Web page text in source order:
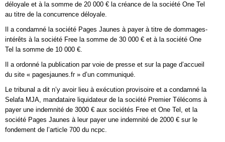
déloyale et à la somme de 20 000 € la créance de la société One Tel
au titre de la concurrence déloyale.
Il a condamné la société Pages Jaunes à payer à titre de dommages-
intérêts à la société Free la somme de 30 000 € et à la société One
Tel la somme de 10 000 €.
Il a ordonné la publication par voie de presse et sur la page d’accueil
du site « pagesjaunes.fr » d’un communiqué.
Le tribunal a dit n’y avoir lieu à exécution provisoire et a condamné la
Selafa MJA, mandataire liquidateur de la société Premier Télécoms à
payer une indemnité de 3000 € aux sociétés Free et One Tel, et la
société Pages Jaunes à leur payer une indemnité de 2000 € sur le
fondement de l’article 700 du ncpc.